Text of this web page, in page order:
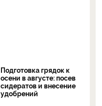
Подготовка грядок к
осени в августе: посев
сидератов и внесение
удобрений